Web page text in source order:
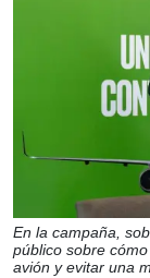
En la campaña,
público sobre
avión y evitar una